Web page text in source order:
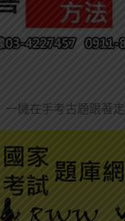
一機在手考古題跟著走